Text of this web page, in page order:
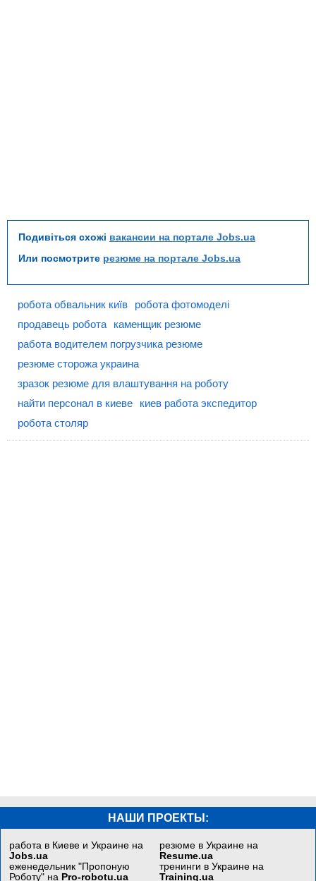
Подивіться схожі вакансии на портале Jobs.ua
Или посмотрите резюме на портале Jobs.ua
робота обвальник київ
робота фотомоделі
продавець робота
каменщик резюме
работа водителем погрузчика резюме
резюме сторожа украина
зразок резюме для влаштування на роботу
найти персонал в киеве
киев работа экспедитор
робота столяр
НАШИ ПРОЕКТЫ:
работа в Киеве и Украине на
Jobs.ua
еженедельник "Пропоную
Роботу" на Pro-robotu.ua
резюме в Украине на
Resume.ua
тренинги в Украине на
Training.ua